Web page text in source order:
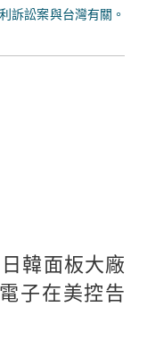
訴訟案與台灣有關。
韓面板大廠
子在美控告